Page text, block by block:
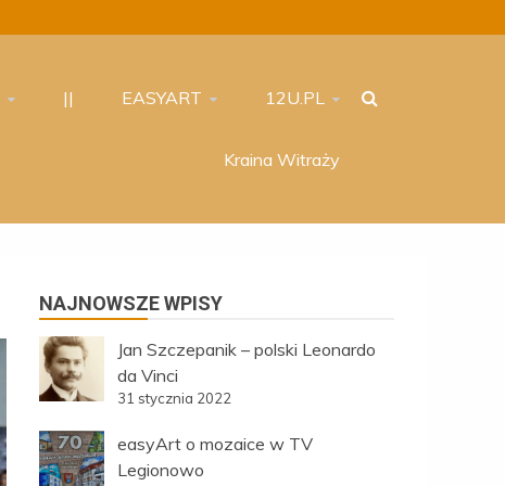
|| EASYART 12U.PL
Kraina Witraży
NAJNOWSZE WPISY
Jan Szczepanik – polski Leonardo
da Vinci
31 stycznia 2022
easyArt o mozaice w TV
Legionowo